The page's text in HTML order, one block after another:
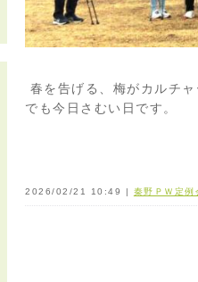
春を告げる、梅がカルチ
でも今日さむい日です。
2026/02/21 10:49 | 秦野ＰＷ定例